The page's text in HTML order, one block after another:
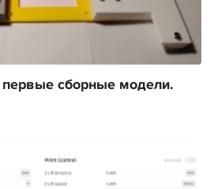
сборные модели.